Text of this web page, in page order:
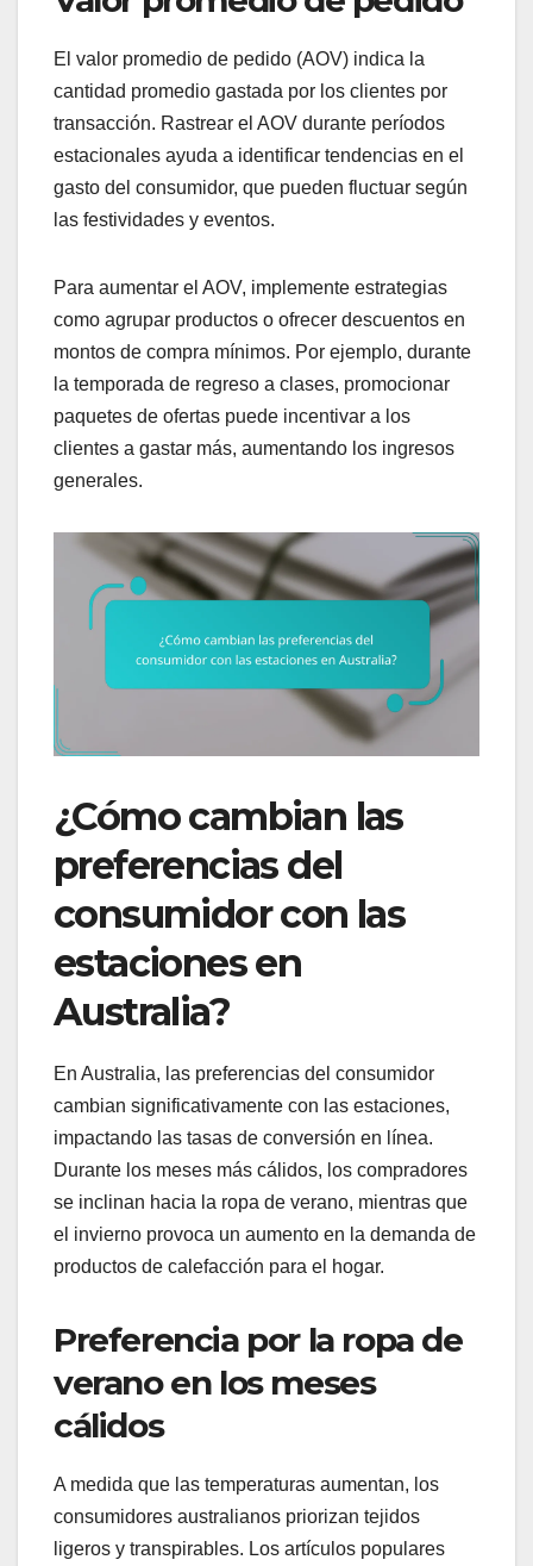
El valor promedio de pedido (AOV) indica la
cantidad promedio gastada por los clientes por
transacción. Rastrear el AOV durante períodos
estacionales ayuda a identificar tendencias en el
gasto del consumidor, que pueden fluctuar según
las festividades y eventos.
Para aumentar el AOV, implemente estrategias
como agrupar productos o ofrecer descuentos en
montos de compra mínimos. Por ejemplo, durante
la temporada de regreso a clases, promocionar
paquetes de ofertas puede incentivar a los
clientes a gastar más, aumentando los ingresos
generales.
¿Cómo cambian las
preferencias del
consumidor con las
estaciones en
Australia?
En Australia, las preferencias del consumidor
cambian significativamente con las estaciones,
impactando las tasas de conversión en línea.
Durante los meses más cálidos, los compradores
se inclinan hacia la ropa de verano, mientras que
el invierno provoca un aumento en la demanda de
productos de calefacción para el hogar.
Preferencia por la ropa de
verano en los meses
cálidos
A medida que las temperaturas aumentan, los
consumidores australianos priorizan tejidos
ligeros y transpirables. Los artículos populares